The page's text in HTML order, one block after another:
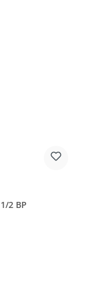
2 BP